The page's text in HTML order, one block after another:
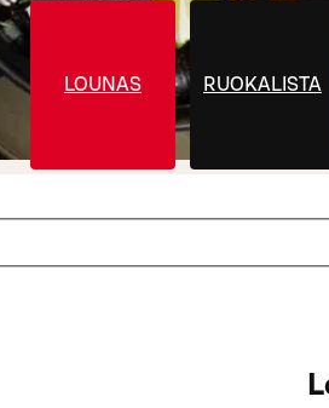
LOUNAS RUOKALISTA